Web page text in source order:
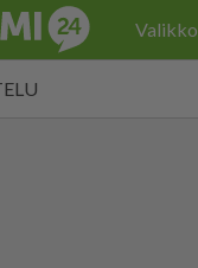
Valikko